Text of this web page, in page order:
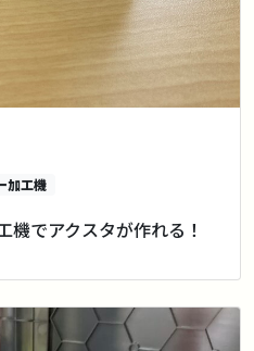
加工機
機でアクスタが作れる！